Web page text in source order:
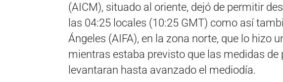
(AICM), situado al oriente, dejó de permitir
las 04:25 locales (10:25 GMT) como así
Ángeles (AIFA), en la zona norte, que lo hizo
mientras estaba previsto que las medidas de
levantaran hasta avanzado el mediodía.